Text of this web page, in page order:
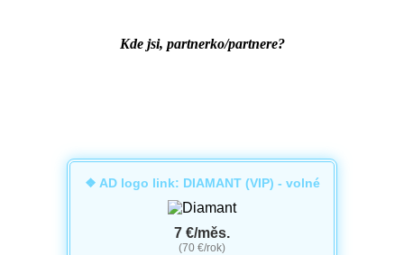
Kde jsi, partnerko/partnere?
❖ AD logo link: DIAMANT (VIP) - volné
7 €/měs.
(70 €/rok)